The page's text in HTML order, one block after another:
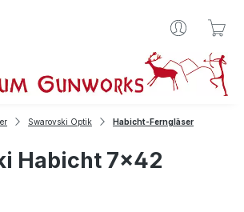
Swarovski Optik Habicht-Ferngläser
Habicht 7x42